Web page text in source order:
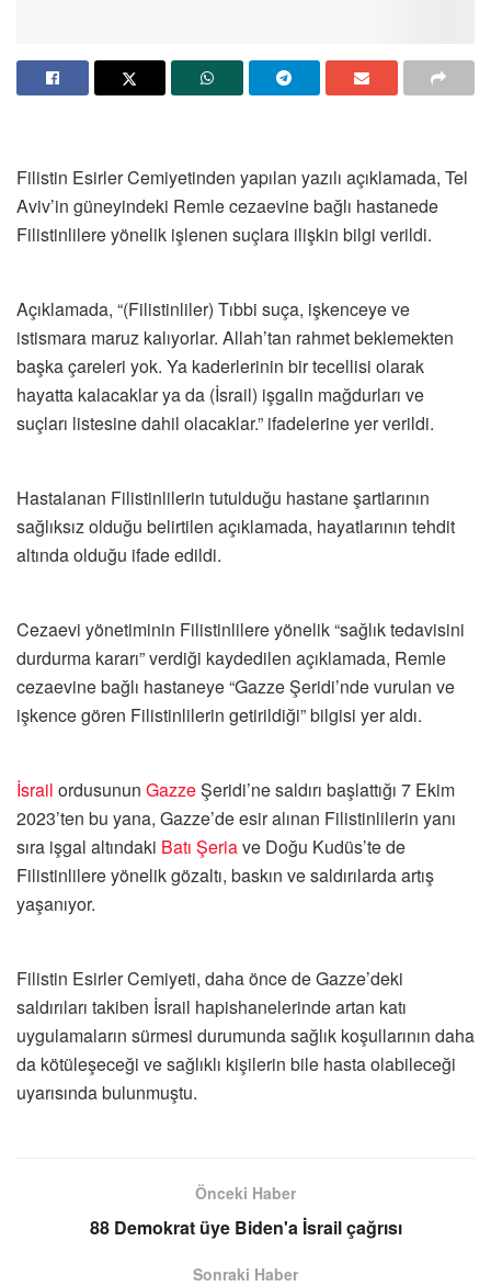
Filistin Esirler Cemiyetinden yapılan yazılı açıklamada, Tel
Aviv’in güneyindeki Remle cezaevine bağlı hastanede
Filistinlilere yönelik işlenen suçlara ilişkin bilgi verildi.
Açıklamada, “(Filistinliler) Tıbbi suça, işkenceye ve
istismara maruz kalıyorlar. Allah’tan rahmet beklemekten
başka çareleri yok. Ya kaderlerinin bir tecellisi olarak
hayatta kalacaklar ya da (İsrail) işgalin mağdurları ve
suçları listesine dahil olacaklar.” ifadelerine yer verildi.
Hastalanan Filistinlilerin tutulduğu hastane şartlarının
sağlıksız olduğu belirtilen açıklamada, hayatlarının tehdit
altında olduğu ifade edildi.
Cezaevi yönetiminin Filistinlilere yönelik “sağlık tedavisini
durdurma kararı” verdiği kaydedilen açıklamada, Remle
cezaevine bağlı hastaneye “Gazze Şeridi’nde vurulan ve
işkence gören Filistinlilerin getirildiği” bilgisi yer aldı.
İsrail ordusunun GazzeŞeridi’ne saldırı başlattığı 7 Ekim
2023’ten bu yana, Gazze’de esir alınan Filistinlilerin yanı
sıra işgal altındaki Batı Şeriave Doğu Kudüs’te de
Filistinlilere yönelik gözaltı, baskın ve saldırılarda artış
yaşanıyor.
Filistin Esirler Cemiyeti, daha önce de Gazze’deki
saldırıları takiben İsrail hapishanelerinde artan katı
uygulamaların sürmesi durumunda sağlık koşullarının daha
da kötüleşeceği ve sağlıklı kişilerin bile hasta olabileceği
uyarısında bulunmuştu.
Önceki Haber
88 Demokrat üye Biden'a İsrail çağrısı
Sonraki Haber